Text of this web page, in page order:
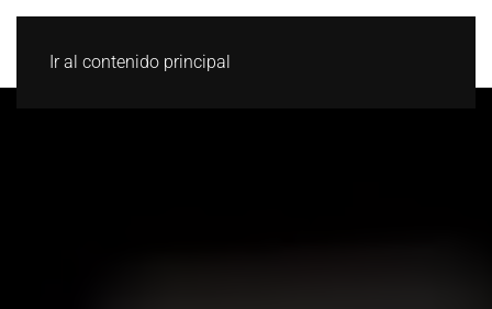
Ir al contenido principal